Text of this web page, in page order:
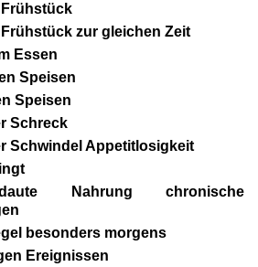
zur gleichen Zeit
Essen
Speisen
Speisen
Schreck
Schwindel Appetitlosigkeit
Nahrung chronische
besonders morgens
Ereignissen